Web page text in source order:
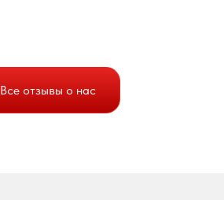
Все отзывы о нас